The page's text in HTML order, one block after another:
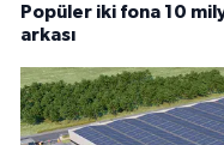
Popüler iki fona 10
arkası